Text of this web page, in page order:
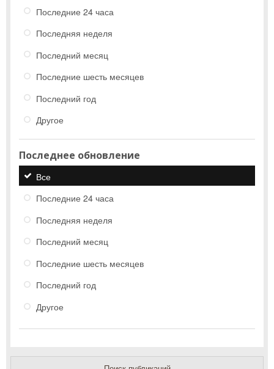
Последние 24 часа
Последняя неделя
Последний месяц
Последние шесть месяцев
Последний год
Другое
Последнее обновление
Все
Последние 24 часа
Последняя неделя
Последний месяц
Последние шесть месяцев
Последний год
Другое